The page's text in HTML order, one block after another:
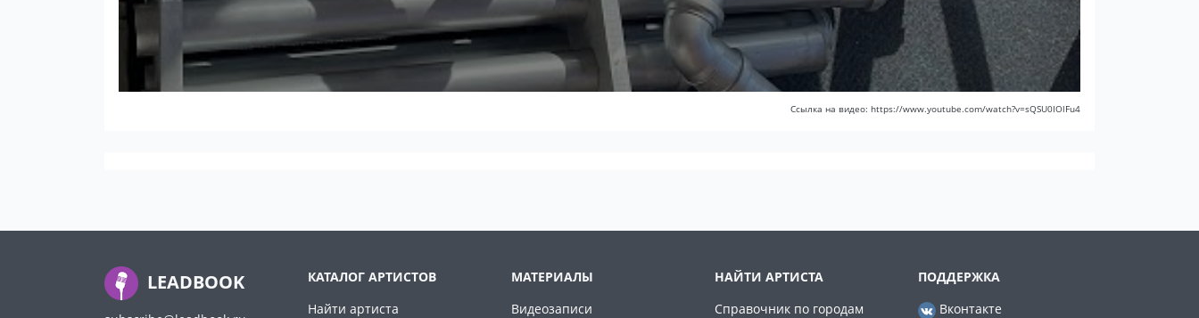
Ссылка на видео: https://www.youtube.com/watch?v=sQSU0IOlFu4
LEADBOOK
КАТАЛОГ АРТИСТОВ
Найти артиста
МАТЕРИАЛЫ
Видеозаписи
НАЙТИ АРТИСТА
Справочник по городам
ПОДДЕРЖКА
Вконтакте